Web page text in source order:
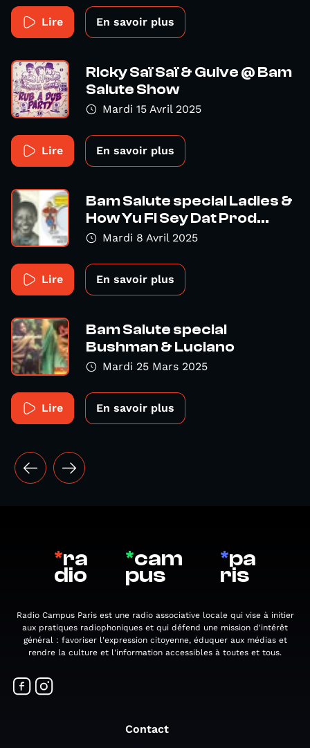
Lire En savoir plus
Ricky Saï Saï & Guive @ Bam
Salute Show
Mardi 15 Avril 2025
Lire En savoir plus
Bam Salute special Ladies &
How Yu Fi Sey Dat Prod...
Mardi 8 Avril 2025
Lire En savoir plus
Bam Salute special
Bushman & Luciano
Mardi 25 Mars 2025
Lire En savoir plus
*ra
dio
*cam
pus
*pa
ris
Radio Campus Paris est une radio associative locale qui vise à initier
aux pratiques radiophoniques et qui défend une mission d'intérêt
général : favoriser l'expression citoyenne, éduquer aux médias et
rendre la culture et l'information accessibles à toutes et tous.
Contact